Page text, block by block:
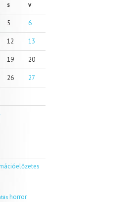
s v
5 6
12 13
19 20
26 27
horror